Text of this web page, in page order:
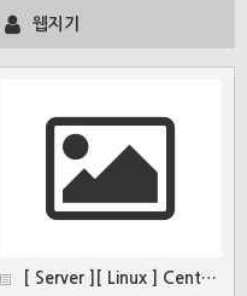
웹지기
[ Server ][ Linux ] CentOS 7 명…